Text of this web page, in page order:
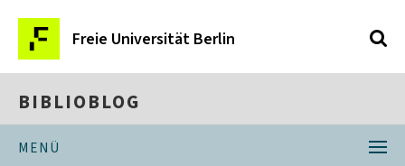
Freie Universität Berlin
BIBLIOBLOG
MENÜ